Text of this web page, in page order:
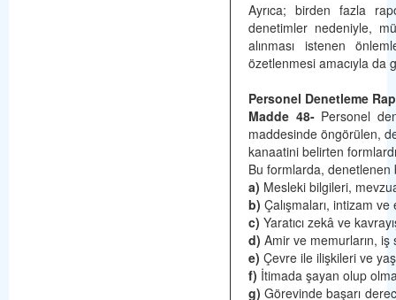
Ayrıca; birden fazla
denetimler nedeniyle,
alınması istenen
özetlenmesi amacıyla da
Personel Denetleme
Madde 48-Personel
maddesinde öngörülen,
kanaatini belirten
Bu formlarda, denetlenen
a) Mesleki bilgileri,
b) Çalışmaları, intizam
c) Yaratıcı zekâ ve
d) Amir ve memurların, iş
e) Çevre ile ilişkileri ve
f) İtimada şayan olup
g) Görevinde başarı